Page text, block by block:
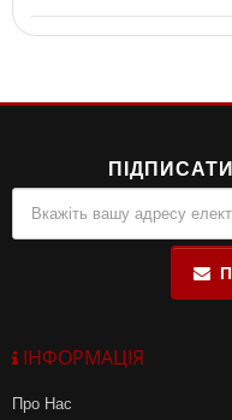
ІНФОРМАЦІЯ
Про Нас